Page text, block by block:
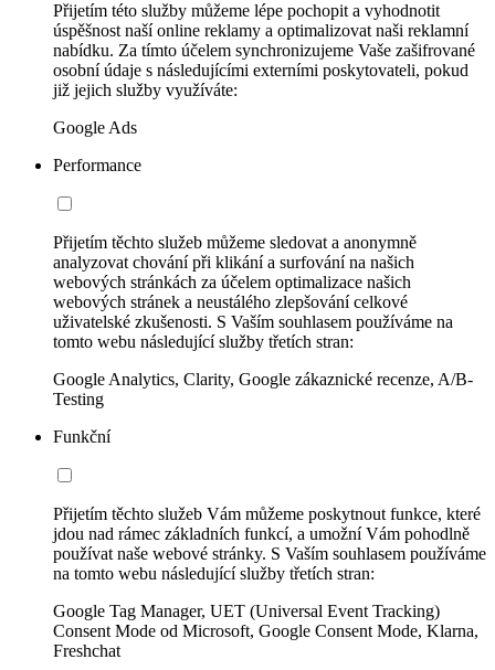
Přijetím této služby můžeme lépe pochopit a vyhodnotit
úspěšnost naší online reklamy a optimalizovat naši reklamní
nabídku. Za tímto účelem synchronizujeme Vaše zašifrované
osobní údaje s následujícími externími poskytovateli, pokud
již jejich služby využíváte:
Google Ads
Performance
Přijetím těchto služeb můžeme sledovat a anonymně
analyzovat chování při klikání a surfování na našich
webových stránkách za účelem optimalizace našich
webových stránek a neustálého zlepšování celkové
uživatelské zkušenosti. S Vaším souhlasem používáme na
tomto webu následující služby třetích stran:
Google Analytics, Clarity, Google zákaznické recenze, A/B-
Testing
Funkční
Přijetím těchto služeb Vám můžeme poskytnout funkce, které
jdou nad rámec základních funkcí, a umožní Vám pohodlně
používat naše webové stránky. S Vaším souhlasem používáme
na tomto webu následující služby třetích stran:
Google Tag Manager, UET (Universal Event Tracking)
Consent Mode od Microsoft, Google Consent Mode, Klarna,
Freshchat